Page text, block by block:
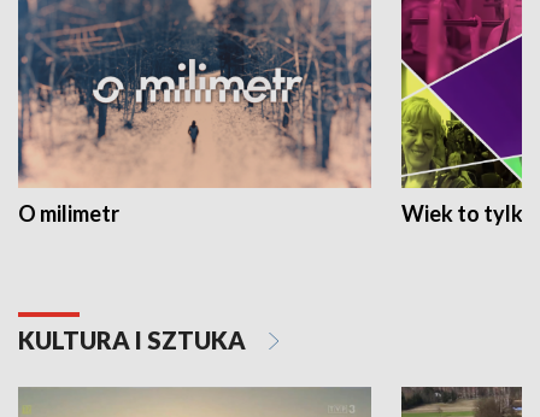
O milimetr Wiek to tylko
KULTURA I SZTUKA